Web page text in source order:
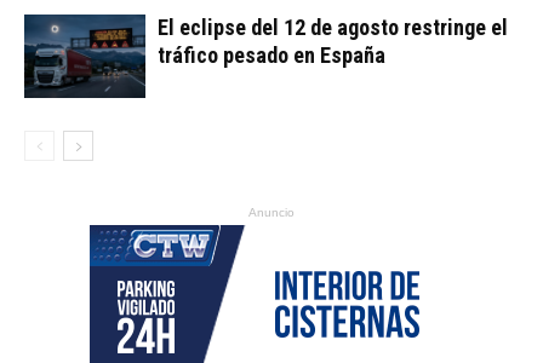
El eclipse del 12 de agosto restringe el
tráfico pesado en España
Anuncio